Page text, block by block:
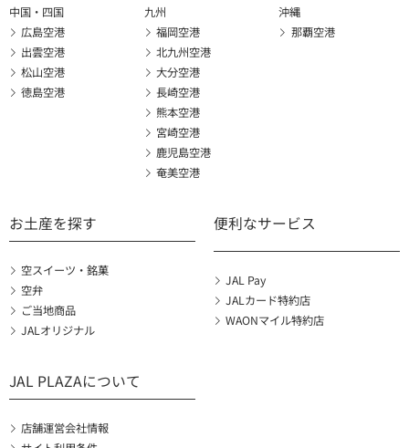
中国・四国
広島空港
出雲空港
松山空港
徳島空港
九州
福岡空港
北九州空港
大分空港
長崎空港
熊本空港
宮崎空港
鹿児島空港
奄美空港
沖縄
那覇空港
お土産を探す
空スイーツ・銘菓
空弁
ご当地商品
JALオリジナル
便利なサービス
JAL Pay
JALカード特約店
WAONマイル特約店
JAL PLAZAについて
店舗運営会社情報